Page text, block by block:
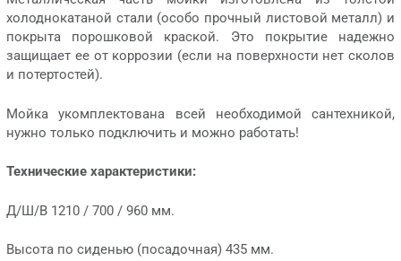
холоднокатаной стали (особо прочный листовой металл) и
покрыта порошковой краской. Это покрытие надежно
защищает ее от коррозии (если на поверхности нет сколов
и потертостей).
Мойка укомплектована всей необходимой сантехникой,
нужно только подключить и можно работать!
Технические характеристики:
Д/Ш/В 1210 / 700 / 960 мм.
Высота по сиденью (посадочная) 435 мм.